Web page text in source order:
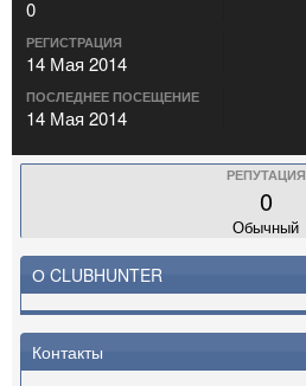
0
РЕГИСТРАЦИЯ
14 Мая 2014
ПОСЛЕДНЕЕ ПОСЕЩЕНИЕ
14 Мая 2014
РЕПУТАЦИЯ
0
Обычный
О CLUBHUNTER
Контакты